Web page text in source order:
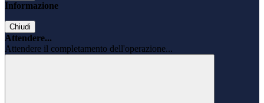
Informazione
Chiudi
Attendere...
Attendere il completamento dell'operazione...